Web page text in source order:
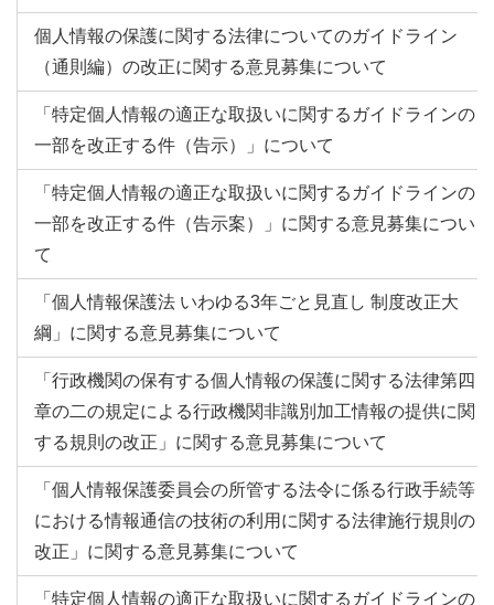
個人情報の保護に関する法律についてのガイドライン
（通則編）の改正に関する意見募集について
「特定個人情報の適正な取扱いに関するガイドラインの
一部を改正する件（告示）」について
「特定個人情報の適正な取扱いに関するガイドラインの
一部を改正する件（告示案）」に関する意見募集につい
て
「個人情報保護法 いわゆる3年ごと見直し 制度改正大
綱」に関する意見募集について
「行政機関の保有する個人情報の保護に関する法律第四
章の二の規定による行政機関非識別加工情報の提供に関
する規則の改正」に関する意見募集について
「個人情報保護委員会の所管する法令に係る行政手続等
における情報通信の技術の利用に関する法律施行規則の
改正」に関する意見募集について
「特定個人情報の適正な取扱いに関するガイドラインの